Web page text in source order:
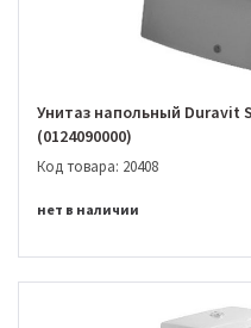
Унитаз напольный Duravit
(0124090000)
Код товара: 20408
нет в наличии